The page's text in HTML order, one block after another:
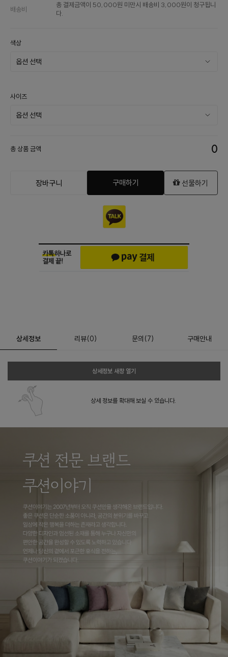
배송비
총 결제금액이 50,000원 미만시 배송비 3,000원이 청구됩니
다.
색상
사이즈
총 상품 금액 0
장바구니 구매하기 선물하기
상세정보 리뷰(0) 문의 (7) 구매안내
상세정보 새창 열기
상세 정보를 확대해 보실 수 있습니다.